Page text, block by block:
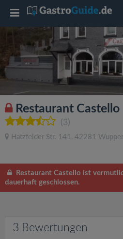
Restaurant Castello
(3)
Hatzfelder Str. 141 , 42281
Restaurant Castello ist
dauerhaft geschlossen.
3 Bewertungen
T
g
l
e
a